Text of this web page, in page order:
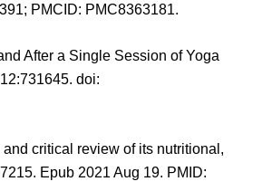
PMCID: PMC8363181.
After a Single Session of Yoga
doi:
critical review of its nutritional,
Epub 2021 Aug 19. PMID: